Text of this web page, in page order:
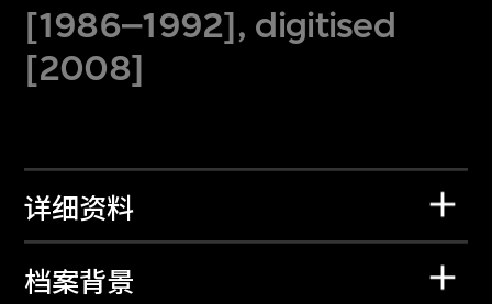
[1986–1992], digitised
[2008]
详细资料
档案背景